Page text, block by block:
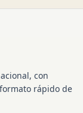
con
rápido de